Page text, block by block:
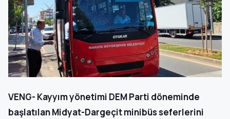
VENG- Kayyım yönetimi DEM Parti döneminde
başlatılan Midyat-Dargeçit minibüs seferlerini